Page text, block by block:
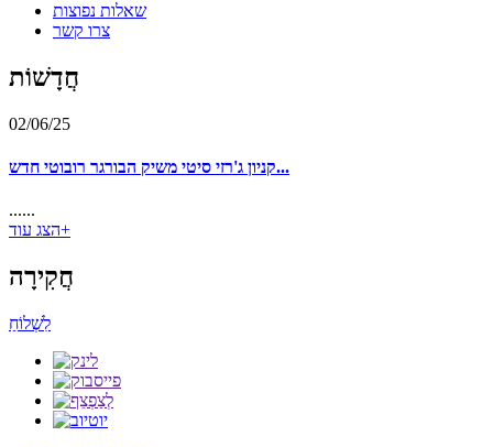
שאלות נפוצות
צרו קשר
חֲדָשׁוֹת
02/06/25
קניון ג'רזי סיטי משיק הבורגר רובוטי חדש...
......
הצג עוד+
חֲקִירָה
לִשְׁלוֹחַ